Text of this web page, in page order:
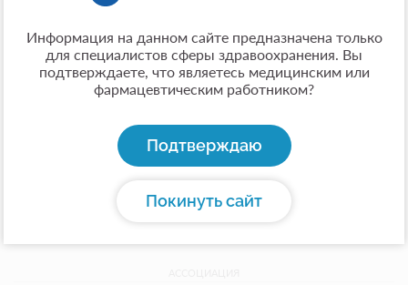
Москва
Общая информация:
Доктор медицинских наук, профессор, руководитель
научно-клинический центр медицинской
реабилитации и курортологии» ФМБА России,
главный врач "Пилатесмед».
Информация на данном сайте предназначена только
для специалистов сферы здравоохранения. Вы
подтверждаете, что являетесь медицинским или
фармацевтическим работником?
Подтверждаю
Покинуть сайт